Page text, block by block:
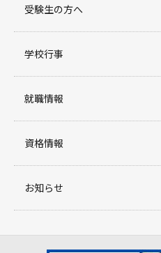
受験生の方へ
学校行事
就職情報
資格情報
お知らせ